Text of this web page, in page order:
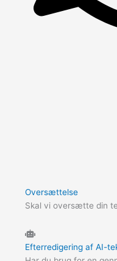
Oversættelse
Skal vi oversætte din
Efterredigering af AI-